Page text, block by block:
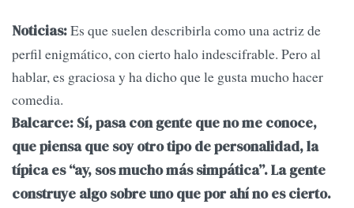
Noticias:Es que suelen describirla como una actriz de
perfil enigmático, con cierto halo indescifrable. Pero al
hablar, es graciosa y ha dicho que le gusta mucho hacer
comedia.
Balcarce: Sí, pasa con gente que no me conoce,
que piensa que soy otro tipo de personalidad, la
típica es “ay, sos mucho más simpática”. La gente
construye algo sobre uno que por ahí no es cierto.